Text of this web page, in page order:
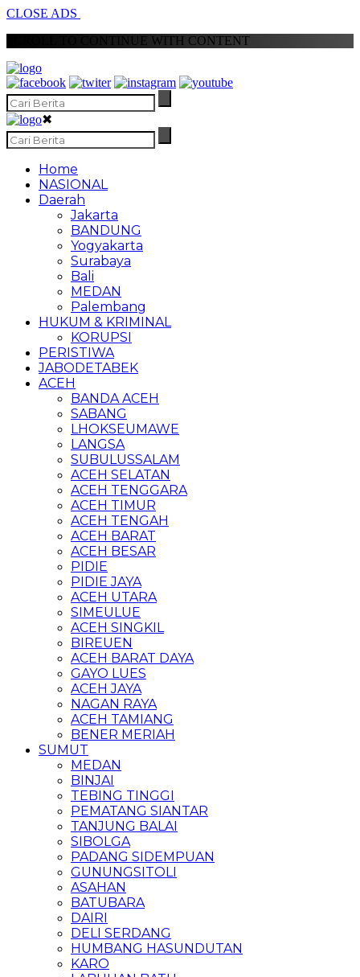
CLOSE ADS
SCROLL TO CONTINUE WITH CONTENT
✖
Home
NASIONAL
Daerah
Jakarta
BANDUNG
Yogyakarta
Surabaya
Bali
MEDAN
Palembang
HUKUM & KRIMINAL
KORUPSI
PERISTIWA
JABODETABEK
ACEH
BANDA ACEH
SABANG
LHOKSEUMAWE
LANGSA
SUBULUSSALAM
ACEH SELATAN
ACEH TENGGARA
ACEH TIMUR
ACEH TENGAH
ACEH BARAT
ACEH BESAR
PIDIE
PIDIE JAYA
ACEH UTARA
SIMEULUE
ACEH SINGKIL
BIREUEN
ACEH BARAT DAYA
GAYO LUES
ACEH JAYA
NAGAN RAYA
ACEH TAMIANG
BENER MERIAH
SUMUT
MEDAN
BINJAI
TEBING TINGGI
PEMATANG SIANTAR
TANJUNG BALAI
SIBOLGA
PADANG SIDEMPUAN
GUNUNGSITOLI
ASAHAN
BATUBARA
DAIRI
DELI SERDANG
HUMBANG HASUNDUTAN
KARO